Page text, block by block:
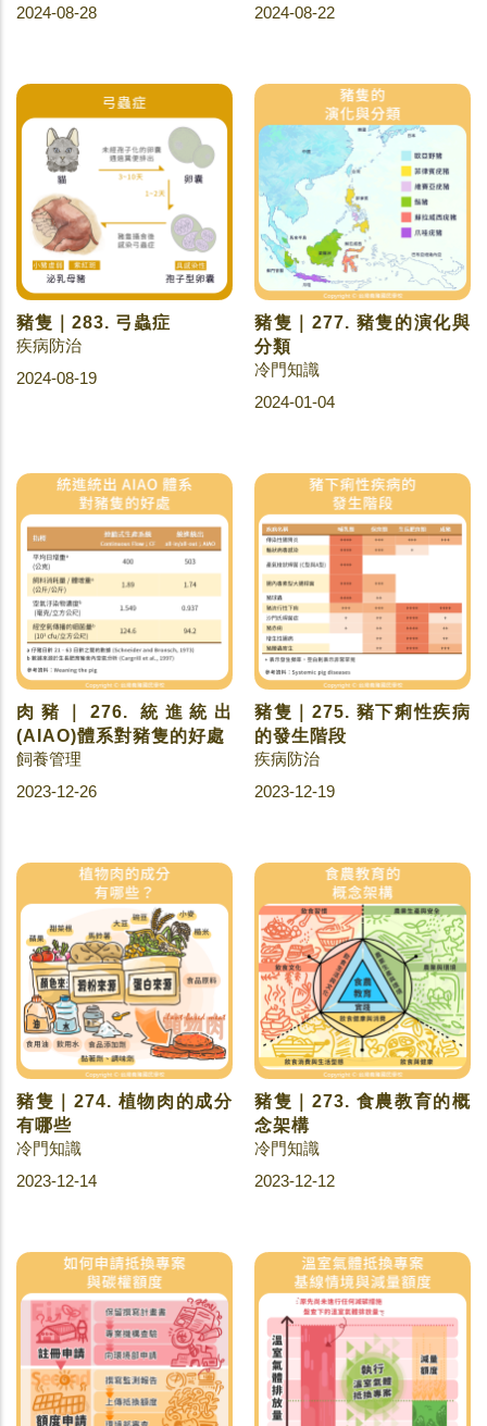
2024-08-28
2024-08-22
豬隻｜283. 弓蟲症
疾病防治
2024-08-19
豬隻｜277. 豬隻的演化與
分類
冷門知識
2024-01-04
肉豬｜276. 統進統出
(AIAO)體系對豬隻的好處
飼養管理
2023-12-26
豬隻｜275. 豬下痢性疾病
的發生階段
疾病防治
2023-12-19
豬隻｜274. 植物肉的成分
有哪些
冷門知識
2023-12-14
豬隻｜273. 食農教育的概
念架構
冷門知識
2023-12-12